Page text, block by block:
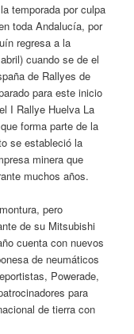
temporada por culpa
toda Andalucía, por
regresa a la
cuando se de el
de Rallyes de
para este inicio
I Rallye Huelva La
forma parte de la
se estableció la
minera que
muchos años.
pero
de su Mitsubishi
cuenta con nuevos
de neumáticos
Powerade,
para
de tierra con